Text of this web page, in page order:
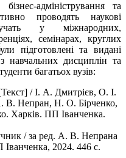
адміністрування та
проводять наукові
у міжнародних,
семінарах, круглих
підготовлені та видані
навчальних дисциплін та
багатьох вузів:
/ І. А. Дмитрієв, О. І.
В. Непран, Н. О. Бірченко,
Харків. ПП Іванченка.
/ за ред. А. В. Непрана
2024. 446 с.